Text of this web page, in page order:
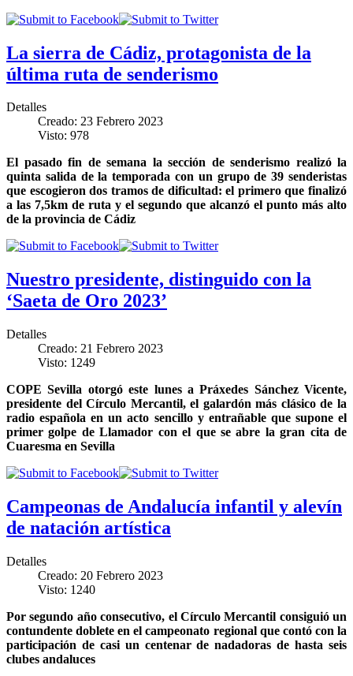
La sierra de Cádiz, protagonista de la
última ruta de senderismo
Detalles
Creado: 23 Febrero 2023
Visto: 978
El pasado fin de semana la sección de senderismo realizó la
quinta salida de la temporada con un grupo de 39 senderistas
que escogieron dos tramos de dificultad: el primero que finalizó
a las 7,5km de ruta y el segundo que alcanzó el punto más alto
de la provincia de Cádiz
Nuestro presidente, distinguido con la
‘Saeta de Oro 2023’
Detalles
Creado: 21 Febrero 2023
Visto: 1249
COPE Sevilla otorgó este lunes a Práxedes Sánchez Vicente,
presidente del Círculo Mercantil, el galardón más clásico de la
radio española en un acto sencillo y entrañable que supone el
primer golpe de Llamador con el que se abre la gran cita de
Cuaresma en Sevilla
Campeonas de Andalucía infantil y alevín
de natación artística
Detalles
Creado: 20 Febrero 2023
Visto: 1240
Por segundo año consecutivo, el Círculo Mercantil consiguió un
contundente doblete en el campeonato regional que contó con la
participación de casi un centenar de nadadoras de hasta seis
clubes andaluces